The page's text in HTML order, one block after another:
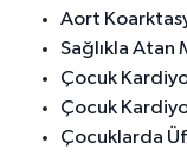
Aort
Sağlıkla Atan
Çocuk
Çocuk
Çocuklarda